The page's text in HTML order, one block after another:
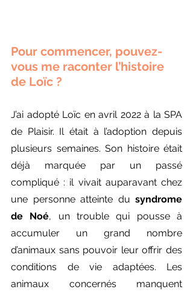
Pour commencer, pouvez-
vous me raconter l’histoire
de Loïc ?
J’ai adopté Loïc en avril 2022 à la SPA
de Plaisir. Il était à l’adoption depuis
plusieurs semaines. Son histoire était
déjà marquée par un passé
compliqué : il vivait auparavant chez
une personne atteinte du syndrome
de Noé, un trouble qui pousse à
accumuler un grand nombre
d’animaux sans pouvoir leur offrir des
conditions de vie adaptées. Les
animaux concernés manquent